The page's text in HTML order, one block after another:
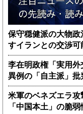
保守穏健派の大物
すイランとの交渉可
李在明政権「実用
異例の「自主派」批
米軍のベネズエラ
「中国本土」の脆弱